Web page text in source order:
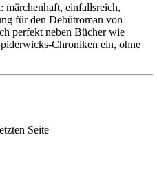
märchenhaft, einfallsreich,
für den Debütroman von
perfekt neben Bücher wie
Chroniken ein, ohne
Seite